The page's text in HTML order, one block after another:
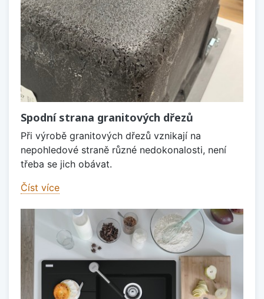
Spodní strana granitových dřezů
Při výrobě granitových dřezů vznikají na
nepohledové straně různé nedokonalosti, není
třeba se jich obávat.
Číst více